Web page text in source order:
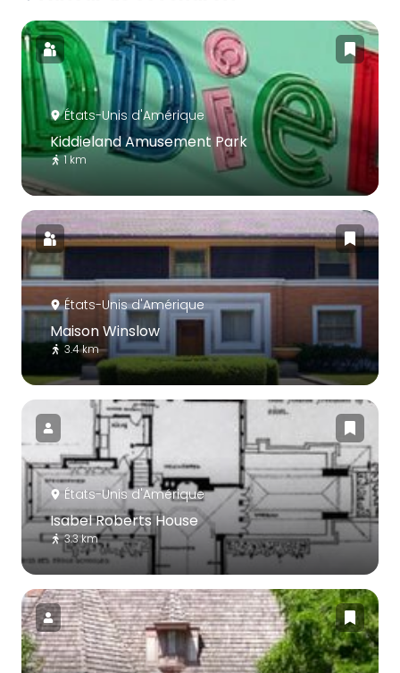
États-Unis d'Amérique
Kiddieland Amusement Park
1 km
États-Unis d'Amérique
Maison Winslow
3.4 km
États-Unis d'Amérique
Isabel Roberts House
3.3 km